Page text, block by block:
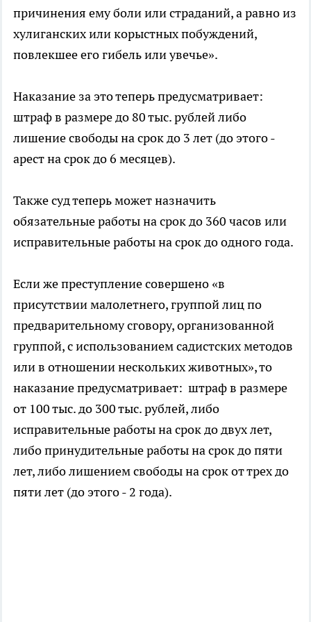
причинения ему боли или страданий, а равно из
хулиганских или корыстных побуждений,
повлекшее его гибель или увечье».
Наказание за это теперь предусматривает:
штраф в размере до 80 тыс. рублей либо
лишение свободы на срок до 3 лет (до этого -
арест на срок до 6 месяцев).
Также суд теперь может назначить
обязательные работы на срок до 360 часов или
исправительные работы на срок до одного года.
Если же преступление совершено «в
присутствии малолетнего, группой лиц по
предварительному сговору, организованной
группой, с использованием садистских методов
или в отношении нескольких животных», то
наказание предусматривает: штраф в размере
от 100 тыс. до 300 тыс. рублей, либо
исправительные работы на срок до двух лет,
либо принудительные работы на срок до пяти
лет, либо лишением свободы на срок от трех до
пяти лет (до этого - 2 года).